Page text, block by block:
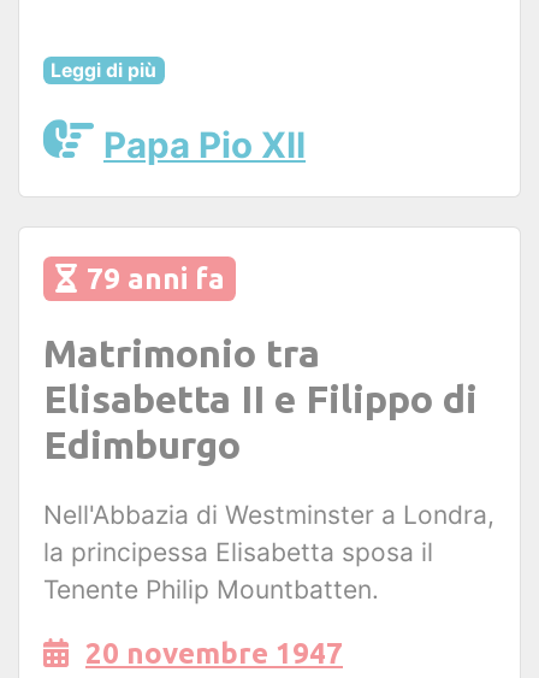
Leggi di più
Papa Pio XII
79 anni fa
Matrimonio tra
Elisabetta II e Filippo di
Edimburgo
Nell'Abbazia di Westminster a Londra,
la principessa Elisabetta sposa il
Tenente Philip Mountbatten.
20 novembre 1947